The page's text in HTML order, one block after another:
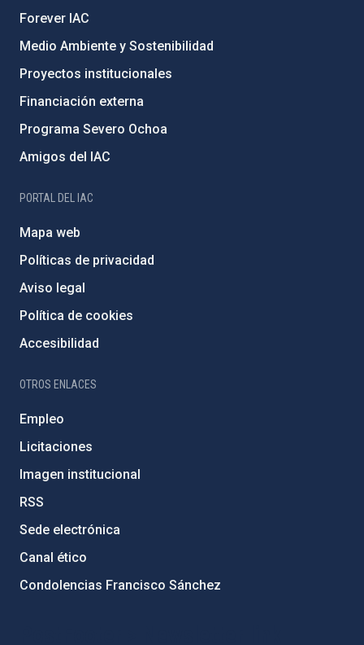
Forever IAC
Medio Ambiente y Sostenibilidad
Proyectos institucionales
Financiación externa
Programa Severo Ochoa
Amigos del IAC
PORTAL DEL IAC
Mapa web
Políticas de privacidad
Aviso legal
Política de cookies
Accesibilidad
OTROS ENLACES
Empleo
Licitaciones
Imagen institucional
RSS
Sede electrónica
Canal ético
Condolencias Francisco Sánchez